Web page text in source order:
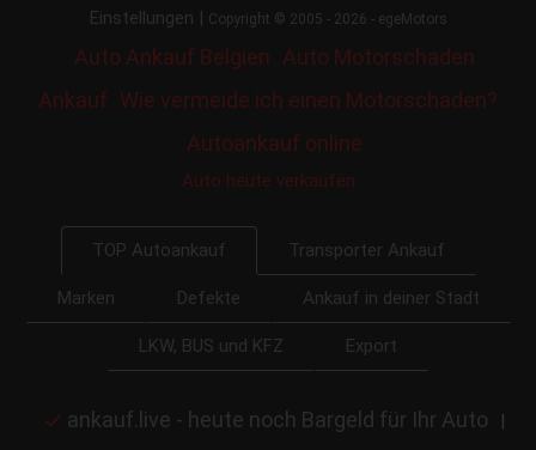
Einstellungen | Copyright © 2005 - 2026 - egeMotors
Auto Ankauf Belgien
Auto Motorschaden
Ankauf Wie vermeide ich einen Motorschaden?
Autoankauf online
Auto heute verkaufen
TOP Autoankauf Transporter Ankauf
Marken Defekte Ankauf in deiner Stadt
LKW, BUS und KFZ Export
ankauf.live - heute noch Bargeld für Ihr Auto |